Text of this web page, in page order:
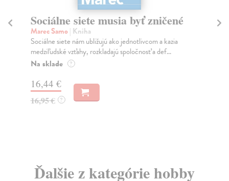
Sociálne siete musia byť zničené
Marec Samo| Kniha
Sociálne siete nám ubližujú ako jednotlivcom a kazia
medziľudské vzťahy, rozkladajú spoločnosť a def...
Na sklade ?
16,44 €
16,95 € ?
Ďalšie z kategórie hobby